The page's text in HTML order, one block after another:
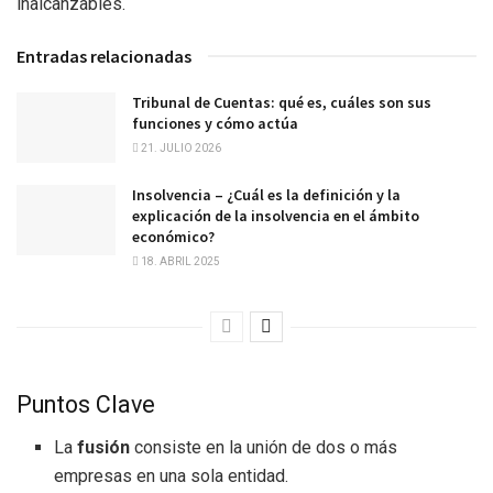
Entradas relacionadas
Tribunal de Cuentas: qué es, cuáles son sus
funciones y cómo actúa
21. JULIO 2026
Insolvencia – ¿Cuál es la definición y la
explicación de la insolvencia en el ámbito
económico?
18. ABRIL 2025
Puntos Clave
Lafusión consiste en la unión de dos o más
empresas en una sola entidad.